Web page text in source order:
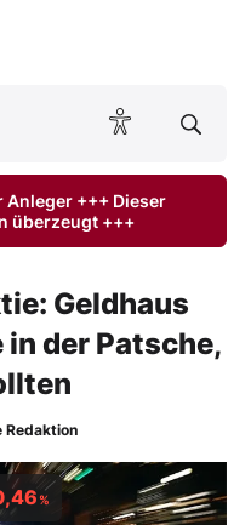
ONLINE lesen
+++ Dieser
überzeugt +++
Geldhaus
der Patsche,
Redaktion
%